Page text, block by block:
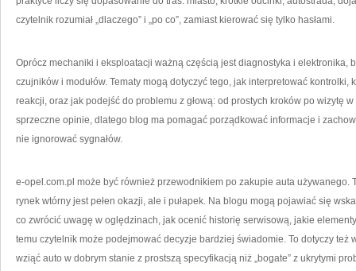
czytelnik rozumiał „dlaczego” i „po co”, zamiast kierować się tylko hasłami.
Oprócz mechaniki i eksploatacji ważną częścią jest diagnostyka i elektronika,
czujników i modułów. Tematy mogą dotyczyć tego, jak interpretować kontrolki,
reakcji, oraz jak podejść do problemu z głową: od prostych kroków po wizytę
sprzeczne opinie, dlatego blog ma pomagać porządkować informacje i
nie ignorować sygnałów.
e-opel.com.pl może być również przewodnikiem po zakupie auta używanego.
rynek wtórny jest pełen okazji, ale i pułapek. Na blogu mogą pojawiać się
co zwrócić uwagę w oględzinach, jak ocenić historię serwisową, jakie
temu czytelnik może podejmować decyzje bardziej świadomie. To dotyczy
wziąć auto w dobrym stanie z prostszą specyfikacją niż „bogate” z ukrytymi